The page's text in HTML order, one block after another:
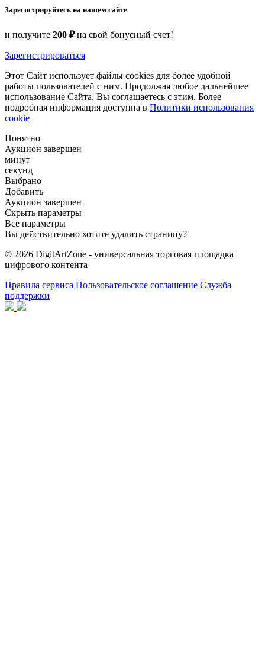
Зарегистрируйтесь на нашем сайте
и получите 200 ₽на свой бонусный счет!
Зарегистрироваться
Этот Сайт использует файлы cookies для более удобной
работы пользователей с ним. Продолжая любое дальнейшее
использование Сайта, Вы соглашаетесь с этим. Более
подробная информация доступна в Политики использования
cookie
Понятно
Аукцион завершен
минут
секунд
Выбрано
Добавить
Аукцион завершен
Скрыть параметры
Все параметры
Вы действительно хотите удалить страницу?
© 2026 DigitArtZone - универсальная торговая площадка
цифрового контента
Правила сервиса Пользовательское соглашение Служба
поддержки